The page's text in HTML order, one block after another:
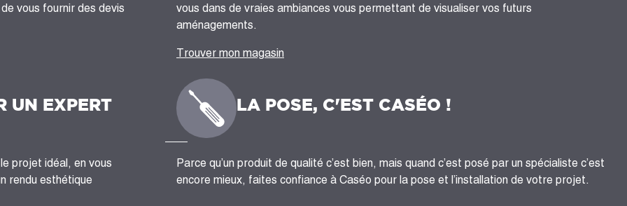
vous fournir des devis
vous dans de vraies ambiances vous permettant de visualiser vos futurs
aménagements.
Trouver mon magasin
UN EXPERT
projet idéal, en vous
rendu esthétique
LA POSE, C'EST CASÉO !
Parce qu’un produit de qualité c’est bien, mais quand c’est posé par un spécialiste c’est
encore mieux, faites confiance à Caséo pour la pose et l’installation de votre projet.